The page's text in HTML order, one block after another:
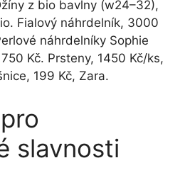
z bio bavlny (w24–32),
Fialový náhrdelník, 3000
náhrdelníky Sophie
Kč. Prsteny, 1450 Kč/ks,
199 Kč, Zara.
slavnosti